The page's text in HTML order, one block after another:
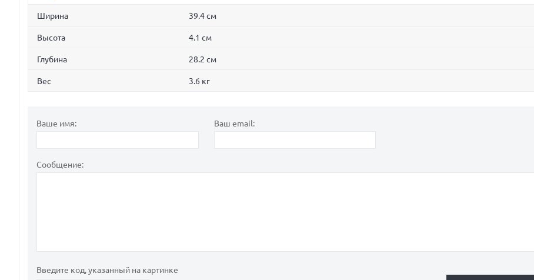
Ширина 39.4 см
Высота 4.1 см
Глубина 28.2 см
Вес 3.6 кг
Ваше имя: Ваш email:
Сообщение:
Введите код, указанный на картинке